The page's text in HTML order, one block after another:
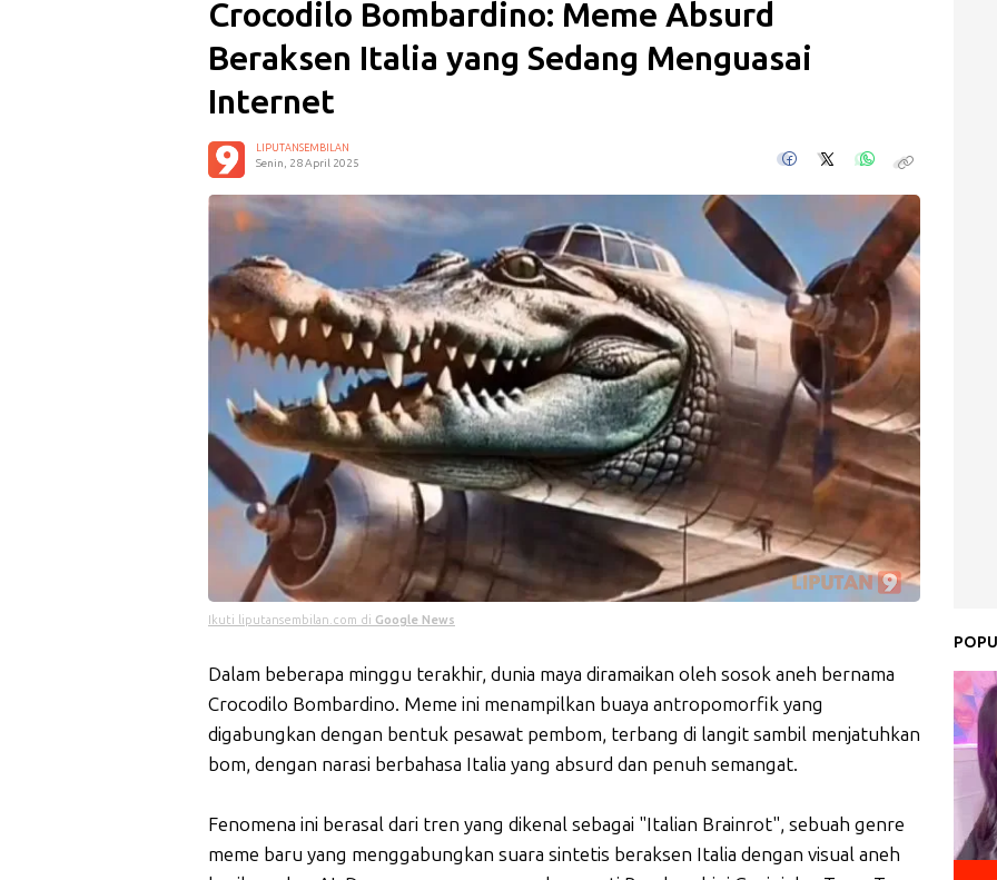
Crocodilo Bombardino: Meme Absurd
Beraksen Italia yang Sedang Menguasai
Internet
LIPUTANSEMBILAN
Senin, 28 April 2025
Ikuti liputansembilan.com di Google News
Dalam beberapa minggu terakhir, dunia maya diramaikan oleh sosok aneh bernama
Crocodilo Bombardino. Meme ini menampilkan buaya antropomorfik yang
digabungkan dengan bentuk pesawat pembom, terbang di langit sambil menjatuhkan
bom, dengan narasi berbahasa Italia yang absurd dan penuh semangat.
Fenomena ini berasal dari tren yang dikenal sebagai "Italian Brainrot", sebuah genre
meme baru yang menggabungkan suara sintetis beraksen Italia dengan visual aneh